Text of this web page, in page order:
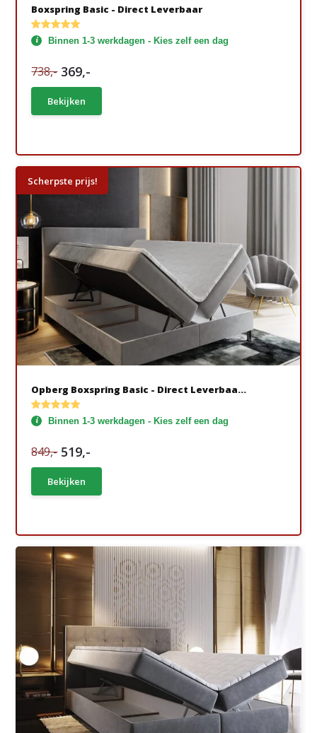
Boxspring Basic - Direct Leverbaar
Binnen 1-3 werkdagen - Kies zelf een dag
738,- 369,-
Bekijken
Scherpste prijs!
Opberg Boxspring Basic - Direct Leverbaa...
Binnen 1-3 werkdagen - Kies zelf een dag
849,- 519,-
Bekijken